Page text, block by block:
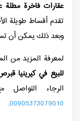
عقارات فاخرة مطلة
تقدم أقساط طويلة
وبعد ذلك يمكن أن
لمعرفة المزيد من
للبيع في كيرينيا
الرجاء
00905373079010
.